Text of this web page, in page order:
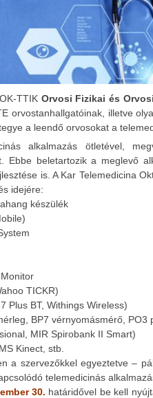
TTIK Orvosi Fizikai és
orvostanhallgatóinak, illetve
a leendő orvosokat a
alkalmazás ötletével,
Ebbe beletartozik a meglevő
is. A Kar Telemedicina
idejére:
készülék
TICKR)
Plus BT, Withings Wireless)
BP7 vérnyomásmérő, PO3
MIR Spirobank II Smart)
Kinect, stb.
a szervezőkkel egyeztetve –
telemedicinás
30. határidővel be kell